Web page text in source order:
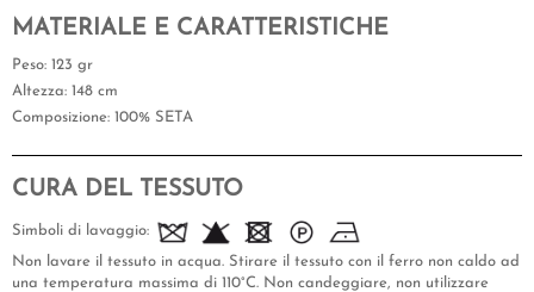
MATERIALE E CARATTERISTICHE
Peso: 123 gr
Altezza: 148 cm
Composizione: 100% SETA
CURA DEL TESSUTO
Simboli di lavaggio:
Non lavare il tessuto in acqua. Stirare il tessuto con il ferro non caldo ad
una temperatura massima di 110°C. Non candeggiare, non utilizzare